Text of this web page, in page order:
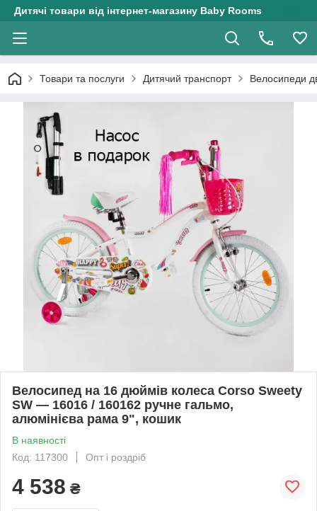
Дитячі товари від інтернет-магазину Baby Rooms
Товари та послуги Дитячий транспорт Велосипеди
Велосипед на 16 дюймів колеса Corso Sweety
SW — 16016 / 160162 ручне гальмо,
алюмінієва рама 9", кошик
В наявності
Код: 117300
Опт і роздріб
4 538 ₴